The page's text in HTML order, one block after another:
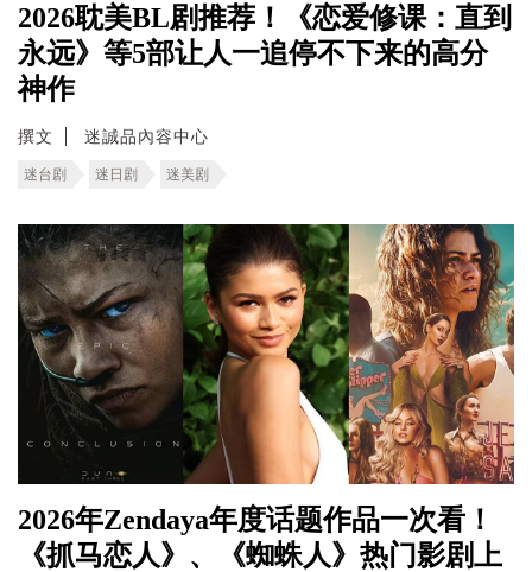
2026耽美BL剧推荐！《恋爱修课：直到
永远》等5部让人一追停不下来的高分
神作
撰文 迷誠品內容中心
迷台剧 迷日剧 迷美剧
2026年Zendaya年度话题作品一次看！
《抓马恋人》、《蜘蛛人》热门影剧上